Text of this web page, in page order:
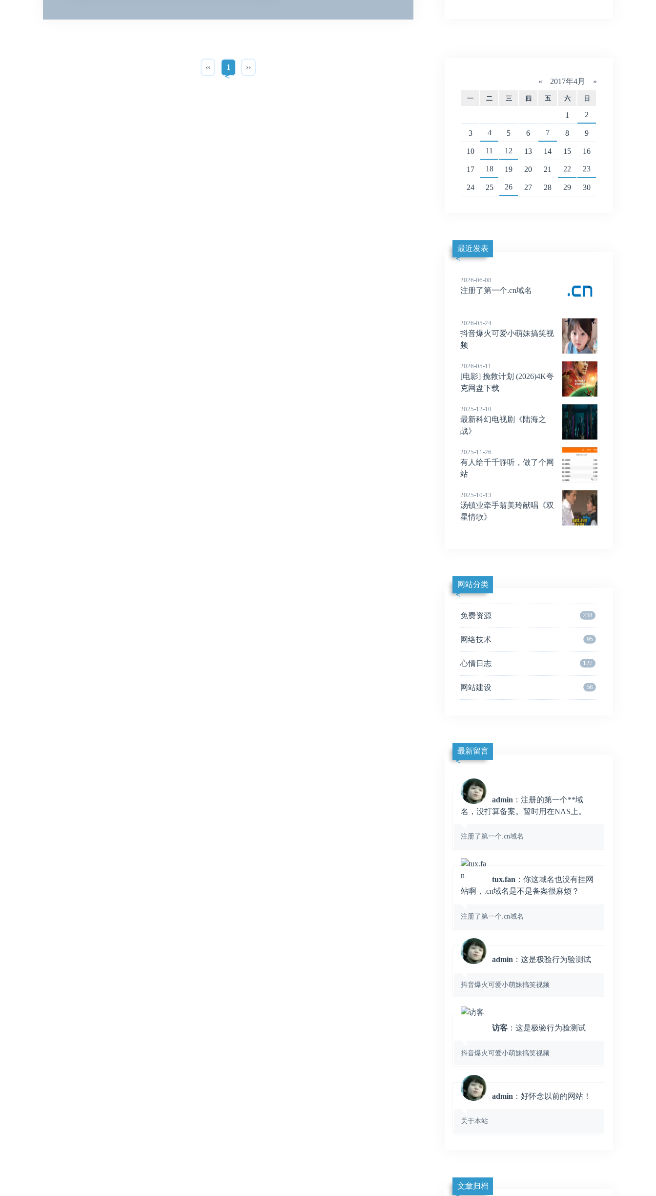
‹‹ 1 ››
« 2017年4月 »
一 二 三 四 五 六 日
1 2
3 4 5 6 7 8 9
10 11 12 13 14 15 16
17 18 19 20 21 22 23
24 25 26 27 28 29 30
最近发表
2026-06-08
注册了第一个.cn域名
2026-05-24
抖音爆火可爱小萌妹搞笑视
频
2026-05-11
[电影] 挽救计划 (2026)4K夸
克网盘下载
2025-12-10
最新科幻电视剧《陆海之
战》
2025-11-26
有人给千千静听，做了个网
站
2025-10-13
汤镇业牵手翁美玲献唱《双
星情歌》
网站分类
免费资源 258
网络技术 95
心情日志 127
网站建设 58
最新留言
admin ：注册的第一个**域
名，没打算备案。暂时用在NAS上。
注册了第一个.cn域名
tux.fan ：你这域名也没有挂网
站啊，.cn域名是不是备案很麻烦？
注册了第一个.cn域名
admin ：这是极验行为验测试
抖音爆火可爱小萌妹搞笑视频
访客 ：这是极验行为验测试
抖音爆火可爱小萌妹搞笑视频
admin ：好怀念以前的网站！
关于本站
文章归档